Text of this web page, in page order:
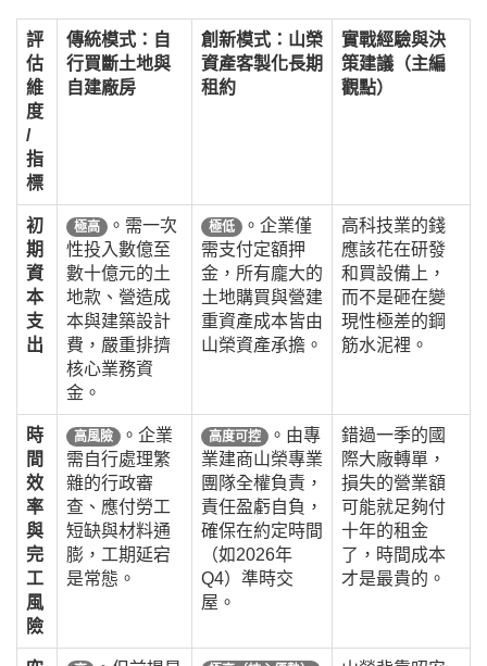
評
估
維
度
/
指
標
傳統模式：自
行買斷土地與
自建廠房
創新模式：山榮
資產客製化長期
租約
實戰經驗與決
策建議（主編
觀點）
初
期
資
本
支
出
極高
。需一次
性投入數億至
數十億元的土
地款、營造成
本與建築設計
費，嚴重排擠
核心業務資
金。
極低
。企業僅
需支付定額押
金，所有龐大的
土地購買與營建
重資產成本皆由
山榮資產承擔。
高科技業的錢
應該花在研發
和買設備上，
而不是砸在變
現性極差的鋼
筋水泥裡。
時
間
效
率
與
完
工
風
險
高風險
。企業
需自行處理繁
雜的行政審
查、應付勞工
短缺與材料通
膨，工期延宕
是常態。
高度可控
。由專
業建商山榮專業
團隊全權負責，
責任盈虧自負，
確保在約定時間
（如2026年
Q4）準時交
屋。
錯過一季的國
際大廠轉單，
損失的營業額
可能就足夠付
十年的租金
了，時間成本
才是最貴的。